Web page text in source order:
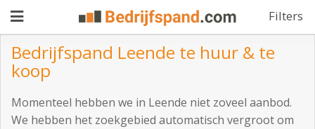
Filters
Pand
aanbieden
Pand
Bedrijfspand Leende te huur & te
koop
Momenteel hebben we in Leende niet zoveel aanbod.
We hebben het zoekgebied automatisch vergroot om